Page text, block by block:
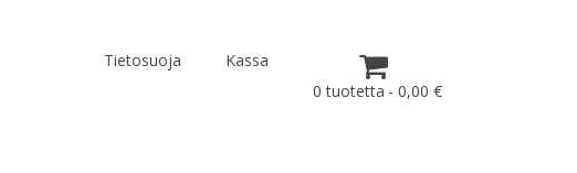
Tietosuoja
Kassa
0 tuotetta
0,00 €